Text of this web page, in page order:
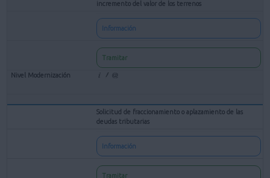
incremento del valor de los terrenos
Información
Tramitar
Solicitud de fraccionamiento o aplazamiento de las
deudas tributarias
Información
Tramitar